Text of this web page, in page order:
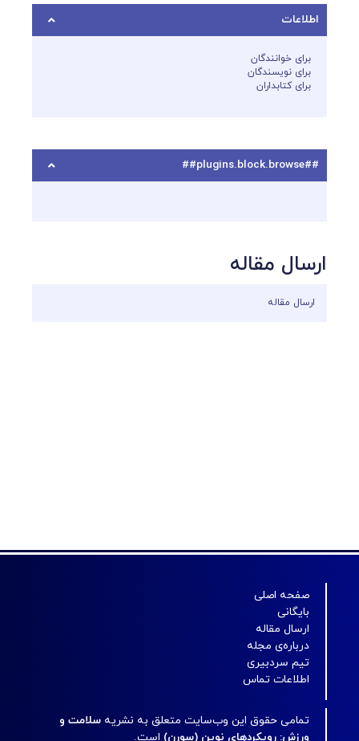
اطلاعات
برای خوانندگان
برای نویسندگان
برای کتابداران
##plugins.block.browse##
ارسال مقاله
ارسال مقاله
صفحه اصلی
بایگانی
ارسال مقاله
درباره‌ی مجله
تیم سردبیری
اطلاعات تماس
تمامی حقوق این وب‌سایت متعلق به نشریه سلامت و
ورزش: رویکردهای نوین (سورن) است.